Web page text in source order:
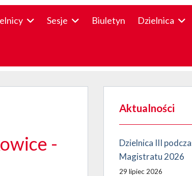
Sesje Biuletyn Dzielnica
-
Aktualności
Dzielnica III
Magistratu 2026
29 lipiec 2026